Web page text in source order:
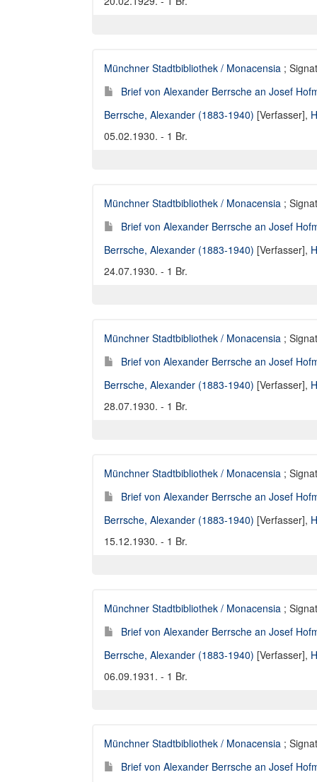
Münchner Stadtbibliothek / Monacensia ;
Brief von Alexander Berrsche an Josef
Berrsche, Alexander (1883-1940) [Verfasser],
05.02.1930. - 1 Br.
Münchner Stadtbibliothek / Monacensia ;
Brief von Alexander Berrsche an Josef
Berrsche, Alexander (1883-1940) [Verfasser],
24.07.1930. - 1 Br.
Münchner Stadtbibliothek / Monacensia ;
Brief von Alexander Berrsche an Josef
Berrsche, Alexander (1883-1940) [Verfasser],
28.07.1930. - 1 Br.
Münchner Stadtbibliothek / Monacensia ;
Brief von Alexander Berrsche an Josef
Berrsche, Alexander (1883-1940) [Verfasser],
15.12.1930. - 1 Br.
Münchner Stadtbibliothek / Monacensia ;
Brief von Alexander Berrsche an Josef
Berrsche, Alexander (1883-1940) [Verfasser],
06.09.1931. - 1 Br.
Münchner Stadtbibliothek / Monacensia ;
Brief von Alexander Berrsche an Josef